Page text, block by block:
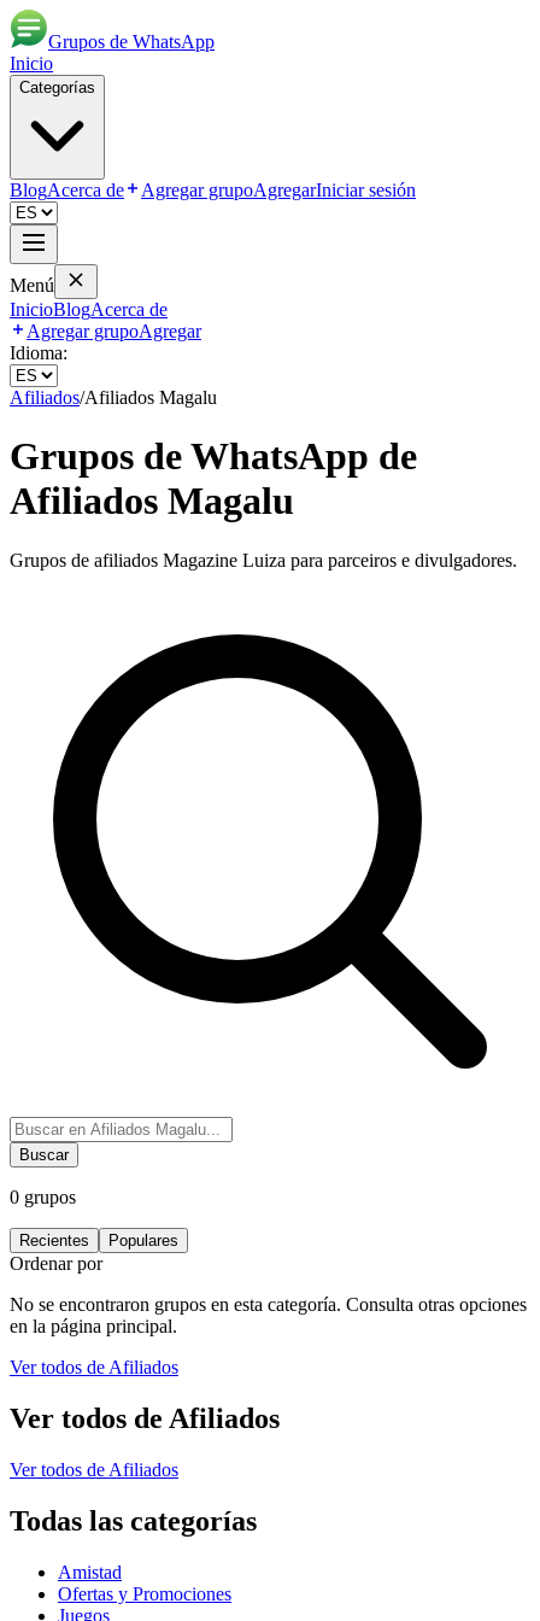
Grupos de WhatsApp
Inicio
Categorías
BlogAcerca de Agregar grupoAgregarIniciar sesión
Menú
InicioBlogAcerca de
Agregar grupoAgregar
Idioma:
Afiliados/Afiliados Magalu
Grupos de WhatsApp de
Afiliados Magalu
Grupos de afiliados Magazine Luiza para parceiros e divulgadores.
Buscar
0 grupos
Recientes Populares
Ordenar por
No se encontraron grupos en esta categoría. Consulta otras opciones
en la página principal.
Ver todos de Afiliados
Ver todos de Afiliados
Ver todos de Afiliados
Todas las categorías
Amistad
Ofertas y Promociones
Juegos